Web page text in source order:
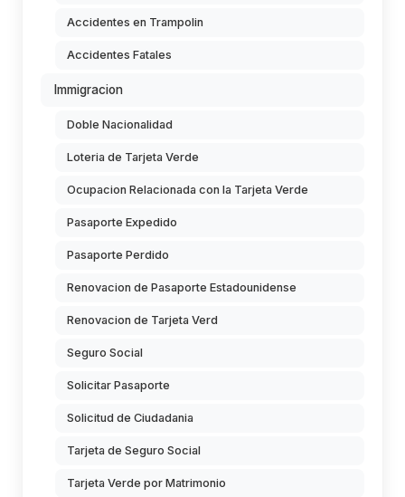
Accidentes en Trampolin
Accidentes Fatales
Immigracion
Doble Nacionalidad
Loteria de Tarjeta Verde
Ocupacion Relacionada con la Tarjeta Verde
Pasaporte Expedido
Pasaporte Perdido
Renovacion de Pasaporte Estadounidense
Renovacion de Tarjeta Verd
Seguro Social
Solicitar Pasaporte
Solicitud de Ciudadania
Tarjeta de Seguro Social
Tarjeta Verde por Matrimonio